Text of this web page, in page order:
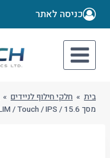
Skip
כניסה לאתר
בית » חלקי חילוף לניידים »
מסך 15.6 / FHD / 40PIN / No BR / SLIM / Touch / IPS